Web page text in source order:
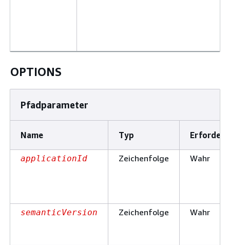
OPTIONS
Pfadparameter
Name Typ
applicationId Zeichenfolge Wahr
semanticVersion Zeichenfolge Wahr